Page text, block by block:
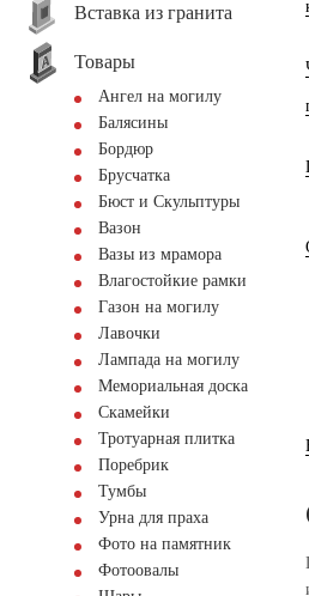
Вставка из гранита
Товары
Ангел на могилу
Балясины
Бордюр
Брусчатка
Бюст и Скульптуры
Вазон
Вазы из мрамора
Влагостойкие рамки
Газон на могилу
Лавочки
Лампада на могилу
Мемориальная доска
Скамейки
Тротуарная плитка
Поребрик
Тумбы
Урна для праха
Фото на памятник
Фотоовалы